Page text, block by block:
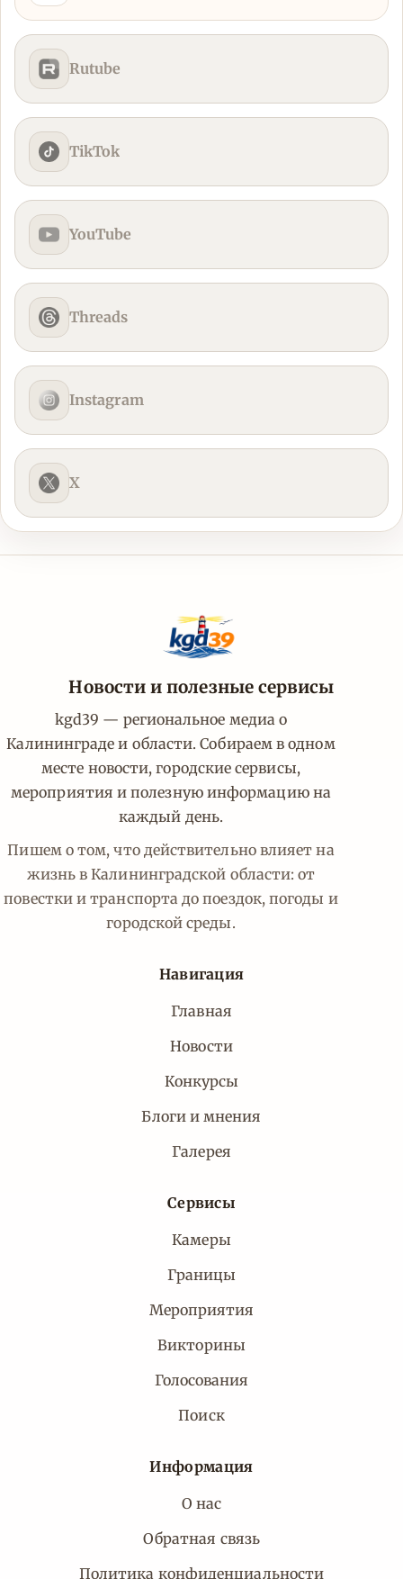
Rutube
TikTok
YouTube
Threads
Instagram
X
Новости и полезные сервисы
kgd39 — региональное медиа о
Калининграде и области. Собираем в одном
месте новости, городские сервисы,
мероприятия и полезную информацию на
каждый день.
Пишем о том, что действительно влияет на
жизнь в Калининградской области: от
повестки и транспорта до поездок, погоды и
городской среды.
Навигация
Главная
Новости
Конкурсы
Блоги и мнения
Галерея
Сервисы
Камеры
Границы
Мероприятия
Викторины
Голосования
Поиск
Информация
О нас
Обратная связь
Политика конфиденциальности